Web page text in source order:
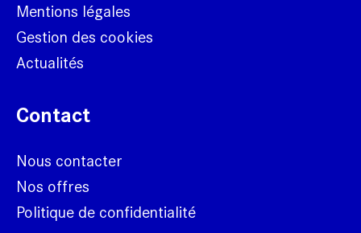
Mentions légales
Gestion des cookies
Actualités
Contact
Nous contacter
Nos offres
Politique de confidentialité